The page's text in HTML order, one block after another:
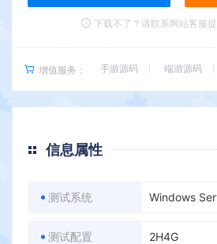
下载不了？请联系网站客服
增值服务： 手游源码 端游源码
信息属性
测试系统 Windows
测试配置 2H4G